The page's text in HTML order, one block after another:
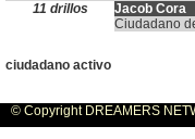
11 drillos
Jacob Cora
Ciudadano
ciudadano activo
© Copyright DREAMERS